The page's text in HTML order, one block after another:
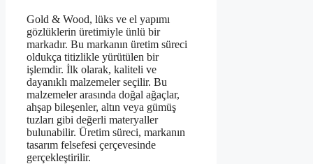
Gold & Wood, lüks ve el yapımı
gözlüklerin üretimiyle ünlü bir
markadır. Bu markanın üretim süreci
oldukça titizlikle yürütülen bir
işlemdir. İlk olarak, kaliteli ve
dayanıklı malzemeler seçilir. Bu
malzemeler arasında doğal ağaçlar,
ahşap bileşenler, altın veya gümüş
tuzları gibi değerli materyaller
bulunabilir. Üretim süreci, markanın
tasarım felsefesi çerçevesinde
gerçekleştirilir.